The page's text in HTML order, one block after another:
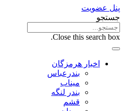
پنل عضویت
جستجو
Close this search box.
اخبار هرمزگان
بندرعباس
میناب
بندر لنگه
قشم